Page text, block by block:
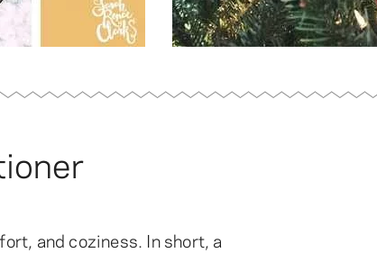
and coziness. In short, a